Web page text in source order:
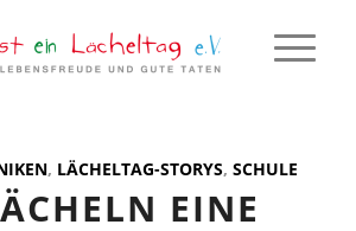
, LÄCHELTAG-STORYS,SCHULE
EINE